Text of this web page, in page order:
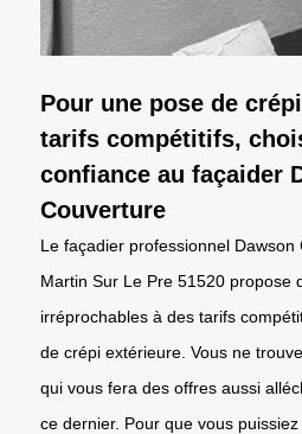
Pour une pose de
tarifs compétitifs,
confiance au façaider
Couverture
Le façadier professionnel Dawson
Martin Sur Le Pre 51520 propose
irréprochables à des tarifs
de crépi extérieure. Vous ne
qui vous fera des offres aussi
ce dernier. Pour que vous